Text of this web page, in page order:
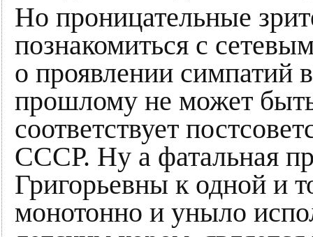
Но проницательные
познакомиться с
о проявлении симпатий
прошлому не может
соответствует
СССР. Ну а фатальная
Григорьевны к одной и
монотонно и уныло